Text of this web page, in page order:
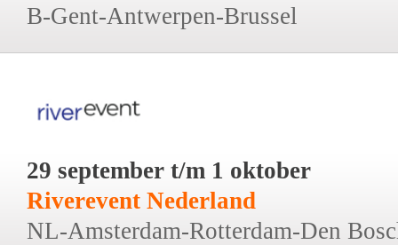
B-Gent-Antwerpen-Brussel
29 september t/m 1 oktober
Riverevent Nederland
NL-Amsterdam-Rotterdam-Den